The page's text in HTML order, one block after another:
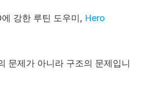
강한 루틴 도우미, Hero
문제가 아니라 구조의 문제입니